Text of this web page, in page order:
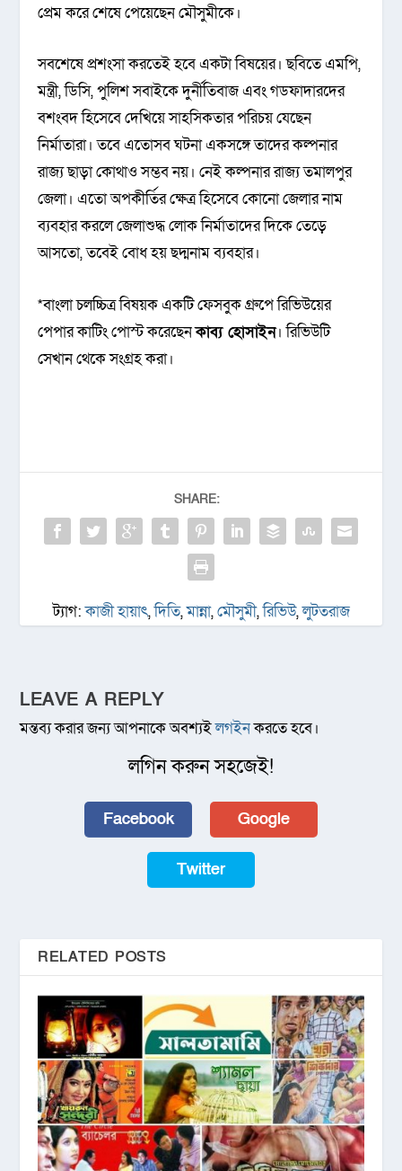
প্রেম করে শেষে পেয়েছেন মৌসুমীকে।
সবশেষে প্রশংসা করতেই হবে একটা বিষয়ের। ছবিতে এমপি,
মন্ত্রী, ডিসি, পুলিশ সবাইকে দুর্নীতিবাজ এবং গডফাদারদের
বশংবদ হিসেবে দেখিয়ে সাহসিকতার পরিচয় যেছেন
নির্মাতারা। তবে এতোসব ঘটনা একসঙ্গে তাদের কল্পনার
রাজ্য ছাড়া কোথাও সম্ভব নয়। নেই কল্পনার রাজ্য তমালপুর
জেলা। এতো অপকীর্তির ক্ষেত্র হিসেবে কোনো জেলার নাম
ব্যবহার করলে জেলাশুদ্ধ লোক নির্মাতাদের দিকে তেড়ে
আসতো, তবেই বোধ হয় ছদ্মনাম ব্যবহার।
*বাংলা চলচ্চিত্র বিষয়ক একটি ফেসবুক গ্রুপে রিভিউয়ের
পেপার কাটিং পোস্ট করেছেনকাব্য হোসাইন। রিভিউটি
সেখান থেকে সংগ্রহ করা।
SHARE:
ট্যাগ:কাজী হায়াৎ,দিতি,মান্না,মৌসুমী,রিভিউ,লুটতরাজ
LEAVE A REPLY
মন্তব্য করার জন্য আপনাকে অবশ্যইলগইনকরতে হবে।
লগিন করুন সহজেই!
Facebook Google
Twitter
RELATED POSTS